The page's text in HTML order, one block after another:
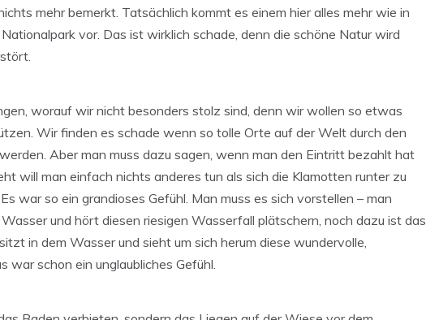
mehr bemerkt. Tatsächlich kommt es einem hier alles mehr wie in
vor. Das ist wirklich schade, denn die schöne Natur wird
worauf wir nicht besonders stolz sind, denn wir wollen so etwas
Wir finden es schade wenn so tolle Orte auf der Welt durch den
Aber man muss dazu sagen, wenn man den Eintritt bezahlt hat
will man einfach nichts anderes tun als sich die Klamotten runter zu
war so ein grandioses Gefühl. Man muss es sich vorstellen – man
und hört diesen riesigen Wasserfall plätschern, noch dazu ist das
in dem Wasser und sieht um sich herum diese wundervolle,
war schon ein unglaubliches Gefühl.